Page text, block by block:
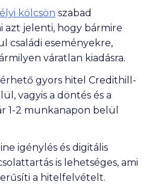
kölcsön szabad
azt jelenti, hogy bármire
családi eseményekre,
váratlan kiadásra.
gyors hitel Credithill -
vagyis a döntés és a
1-2 munkanapon belül
igénylés és digitális
is lehetséges, ami
a hitelfelvételt.